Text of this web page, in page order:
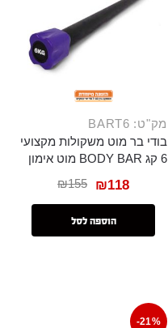
מק"ט: BART6
בודי בר מוט משקולות מקצועי
6 קג BODY BAR מוט אימון
₪155 ₪118
הוספה לסל
-21%